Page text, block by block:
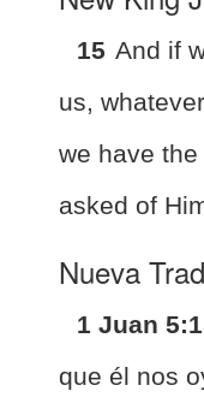
15 And if
us,
we have
asked of
Nueva
1 Juan
que él nos